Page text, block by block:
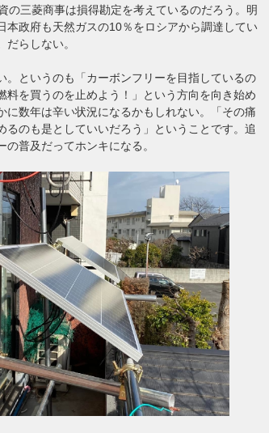
の三菱商事は損得勘定を考えているのだろう。明
本政府も天然ガスの10％をロシアから調達してい
らしない。
。というのも「カーボンフリーを目指しているの
料を買うのを止めよう！」という方向を向き始め
に数年は辛い状況になるかもしれない。「その痛
るのも是としていいだろう」ということです。追
普及だってホンキになる。